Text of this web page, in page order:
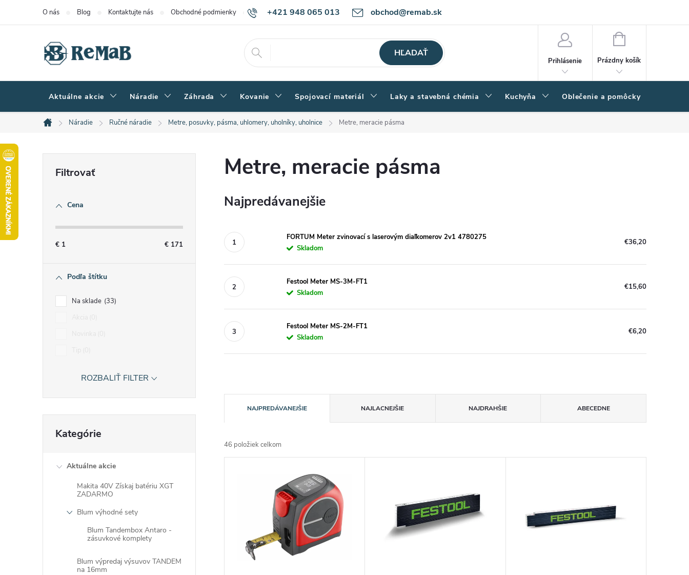
+421 948 065 013 obchod@remab.sk
O nás Blog Kontaktujte nás Obchodné podmienky Podmienky ochrany osobných údajov Ako nakupovať
HĽADAŤ
Prihlásenie
NÁKUPNÝ
Prázdny košík
Aktuálne akcie Náradie Záhrada Kovanie Spojovací materiál Laky a stavebná chémia Kuchyňa Oblečenie a pomôcky
Domov
Náradie Ručné náradie Metre, posuvky, pásma, uhlomery, uholníky, uholnice Metre, meracie pásma
l
Cena
€ 1 € 171
Podľa štítku
Na sklade 33
ROZBALIŤ FILTER
kategórie
Kategórie
Aktuálne akcie
Makita 40V Získaj batériu XGT
ZADARMO
Blum výhodné sety
Blum Tandembox Antaro -
zásuvkové komplety
Blum výpredaj výsuvov TANDEM
na 16mm
Metre, meracie pásma
Najpredávanejšie
FORTUM Meter zvinovací s laserovým diaľkomerov 2v1 4780275
Skladom
€36,20
Festool Meter MS-3M-FT1
Skladom
€15,60
Festool Meter MS-2M-FT1
Skladom
€6,20
a
d
NAJPREDÁVANEJŠIE NAJLACNEJŠIE NAJDRAHŠIE ABECEDNE
46 položiek celkom